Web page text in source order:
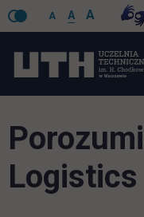
A A A
Logistics